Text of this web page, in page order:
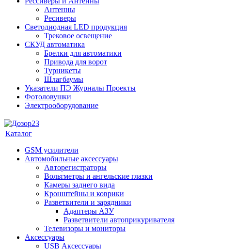
Антенны
Ресиверы
Светодиодная LED продукция
Трековое освещение
СКУД автоматика
Брелки для автоматики
Привода для ворот
Турникеты
Шлагбаумы
Указатели ПЭ Журналы Проекты
Фотоловушки
Электрооборудование
Каталог
GSM усилители
Автомобильные аксессуары
Авторегистраторы
Вольтметры и ангельские глазки
Камеры заднего вида
Кронштейны и коврики
Разветвители и зарядники
Адаптеры АЗУ
Разветвители автоприкуривателя
Телевизоры и мониторы
Аксессуары
USB Аксессуары